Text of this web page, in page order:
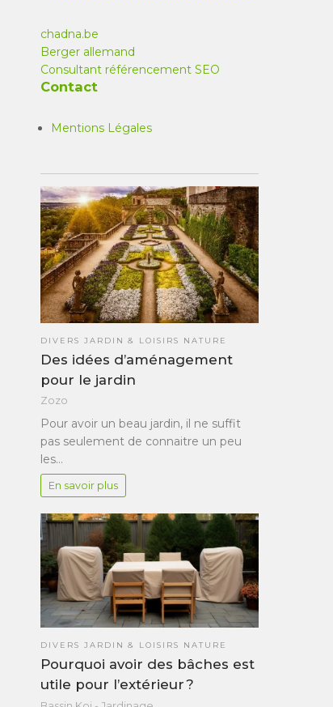
chadna.be
Berger allemand
Consultant référencement SEO
Contact
Mentions Légales
DIVERS JARDIN & LOISIRS NATURE
Des idées d’aménagement
pour le jardin
Zozo
Pour avoir un beau jardin, il ne suffit
pas seulement de connaitre un peu
les…
En savoir plus
DIVERS JARDIN & LOISIRS NATURE
Pourquoi avoir des bâches est
utile pour l’extérieur ?